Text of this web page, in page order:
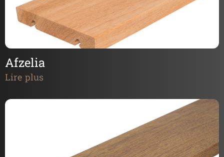
Afzelia
Lire plus